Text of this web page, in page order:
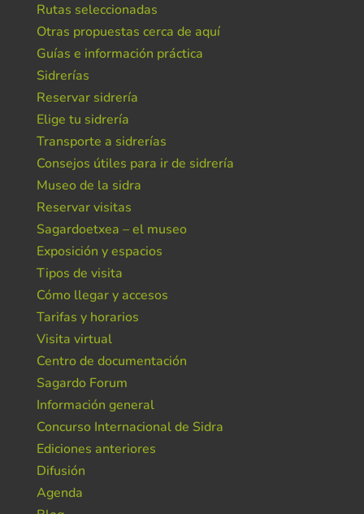
Rutas seleccionadas
Otras propuestas cerca de aquí
Guías e información práctica
Sidrerías
Reservar sidrería
Elige tu sidrería
Transporte a sidrerías
Consejos útiles para ir de sidrería
Museo de la sidra
Reservar visitas
Sagardoetxea – el museo
Exposición y espacios
Tipos de visita
Cómo llegar y accesos
Tarifas y horarios
Visita virtual
Centro de documentación
Sagardo Forum
Información general
Concurso Internacional de Sidra
Ediciones anteriores
Difusión
Agenda